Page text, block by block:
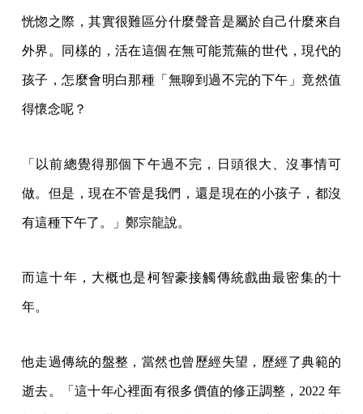
恍惚之際，其實很難區分什麼聲音是屬於自己什麼來自
外界。同樣的，活在這個在無可能荒蕪的世代，現代的
孩子，怎麼會明白那種「無聊到過不完的下午」竟然值
得懷念呢？
「以前總覺得那個下午過不完，日頭很大、沒事情可
做。但是，現在不管是我們，還是現在的小孩子，都沒
有這種下午了。」鄭宗龍說。
而這十年，大概也是柯智豪接觸傳統戲曲最密集的十
年。
他走過傳統的盤整，當然也曾歷經失望，歷經了典範的
逝去。「這十年心裡面有很多價值的修正調整，2022 年